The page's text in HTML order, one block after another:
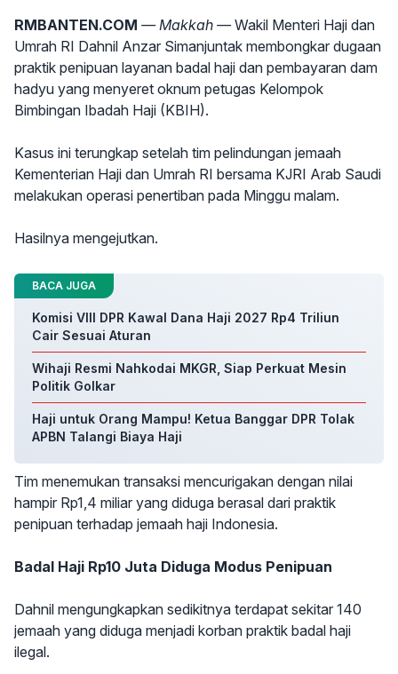
RMBANTEN.COM — Makkah —Wakil Menteri Haji dan
Umrah RI Dahnil Anzar Simanjuntak membongkar dugaan
praktik penipuan layanan badal haji dan pembayaran dam
hadyu yang menyeret oknum petugas Kelompok
Bimbingan Ibadah Haji (KBIH).
Kasus ini terungkap setelah tim pelindungan jemaah
Kementerian Haji dan Umrah RI bersama KJRI Arab Saudi
melakukan operasi penertiban pada Minggu malam.
Hasilnya mengejutkan.
BACA JUGA
Komisi VIII DPR Kawal Dana Haji 2027 Rp4 Triliun
Cair Sesuai Aturan
Wihaji Resmi Nahkodai MKGR, Siap Perkuat Mesin
Politik Golkar
Haji untuk Orang Mampu! Ketua Banggar DPR Tolak
APBN Talangi Biaya Haji
Tim menemukan transaksi mencurigakan dengan nilai
hampir Rp1,4 miliar yang diduga berasal dari praktik
penipuan terhadap jemaah haji Indonesia.
Badal Haji Rp10 Juta Diduga Modus Penipuan
Dahnil mengungkapkan sedikitnya terdapat sekitar 140
jemaah yang diduga menjadi korban praktik badal haji
ilegal.